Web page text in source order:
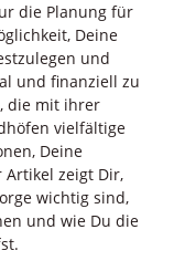
die Planung für
Deine
und
und finanziell zu
die mit ihrer
vielfältige
Deine
Artikel zeigt Dir,
wichtig sind,
und wie Du die